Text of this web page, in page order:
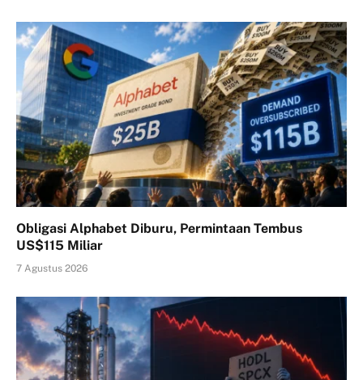
Obligasi Alphabet Diburu, Permintaan Tembus
US$115 Miliar
7 Agustus 2026